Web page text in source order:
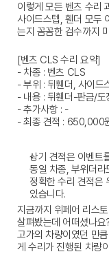
이렇게 모든 벤츠 수리
사이드스텝, 휀더 모두
는지 꼼꼼한 검수까지
[벤츠 CLS 수리 요약]
- 차종 : 벤츠 CLS
- 부위 : 뒤휀더, 사이드
- 내용 : 뒤휀더-판금/
- 추가사항 : -
- 최종 견적 : 650,000
상기 견적은 이벤트
동일 차종, 부위더
정확한 수리 견적은
있습니다.
지금까지 위페어 리스
살펴봤는데 어떠셨나요
고가의 차량이였던 만
게 수리가 진행된 차량